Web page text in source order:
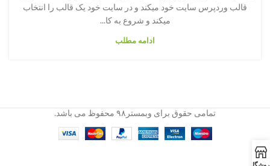
قالب وردپرس سایت خود میکند و در سایت خود یک قالب را انتخاب
میکند و شروع به کا...
ادامه مطلب
تمامی حقوق برای وبمستر۹۸ محفوظ می باشد.